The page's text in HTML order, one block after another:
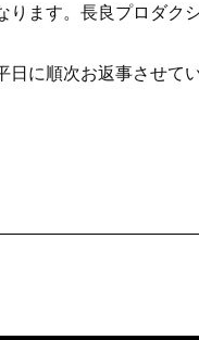
ります。長良プロダ
に順次お返事させて